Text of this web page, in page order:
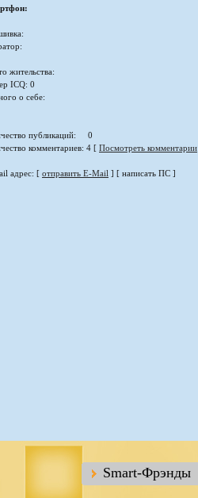
жительства:
ICQ: 0
о себе:
публикаций: 0
комментариев: 4 [ Посмотреть комментарии
адрес: [ отправить E-Mail ] [ написать ПС ]
Smart-Фрэнды